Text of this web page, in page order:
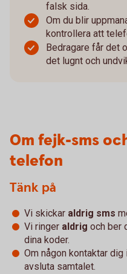
falsk sida.
Om du blir
kontrollera att
Bedragare får det
det lugnt och
Om fejk-sms
telefon
Tänk på
Vi skickar aldrig sms
Vi ringer aldrig och ber
dina koder.
Om någon kontaktar
avsluta samtalet.